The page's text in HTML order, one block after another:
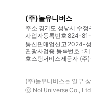
(주)놀유니버스
주소 경기도 성남시 수
사업자등록번호 824-
통신판매업신고 2024-
관광사업증 등록번호 :
호스팅서비스제공자 (주
(주)놀유니버스는 일부
ⓒ Nol Universe Co.,